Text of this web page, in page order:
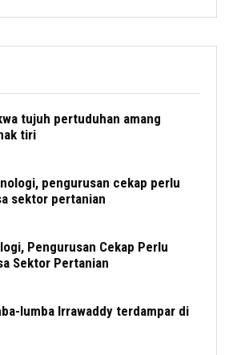
tujuh pertuduhan amang
tiri
pengurusan cekap perlu
sektor pertanian
Pengurusan Cekap Perlu
Sektor Pertanian
lumba Irrawaddy terdampar di